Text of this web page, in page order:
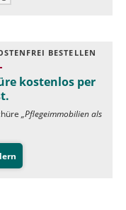
BESTELLEN
kostenlos per
„Pflegeimmobilien als